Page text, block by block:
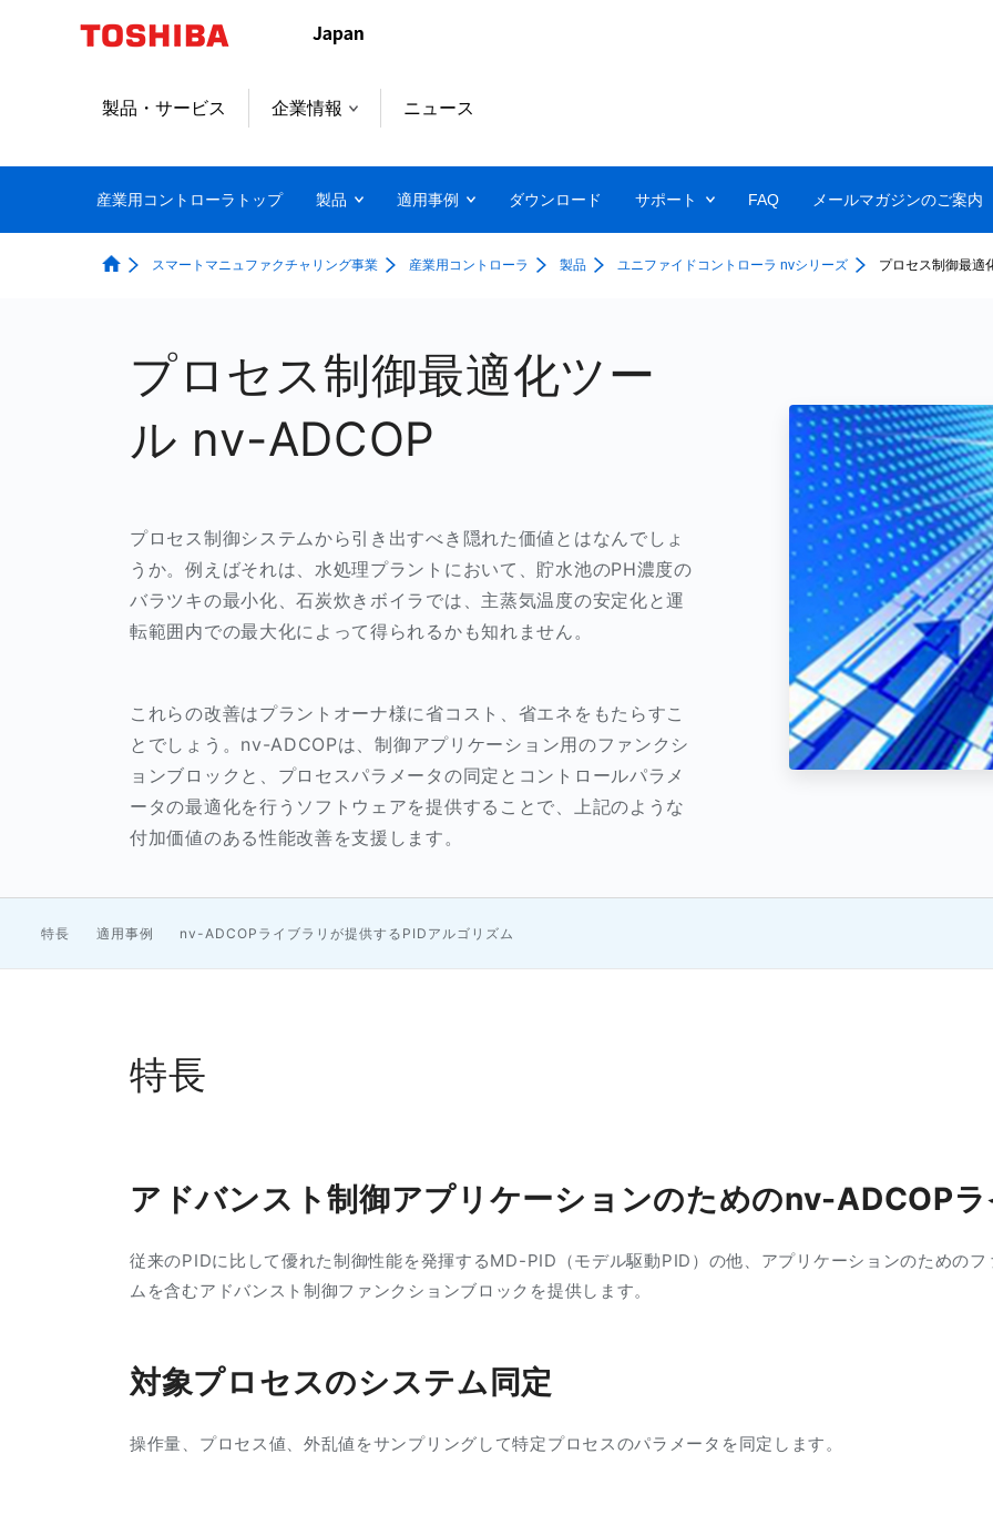
ャ
プ
製品・サービス 企業情報 ニュース
産業用コントローラトップ 製品 適用事例 ダウンロード サポート FAQ メールマガジンのご案内
スマートマニュファクチャリング事業 産業用コントローラ 製品 ユニファイドコントローラ nvシリーズ プロセス制御最適
プロセス制御最適化ツー
ル nv-ADCOP
プロセス制御システムから引き出すべき隠れた価値とはなんでしょ
うか。例えばそれは、水処理プラントにおいて、貯水池のPH濃度の
バラツキの最小化、石炭炊きボイラでは、主蒸気温度の安定化と運
転範囲内での最大化によって得られるかも知れません。
これらの改善はプラントオーナ様に省コスト、省エネをもたらすこ
とでしょう。nv-ADCOPは、制御アプリケーション用のファンクシ
ョンブロックと、プロセスパラメータの同定とコントロールパラメ
ータの最適化を行うソフトウェアを提供することで、上記のような
付加価値のある性能改善を支援します。
特長 適用事例 nv-ADCOPライブラリが提供するPIDアルゴリズム
特長
アドバンスト制御アプリケーションのためのnv-ADCOP
従来のPIDに比して優れた制御性能を発揮するMD-PID（モデル駆動PID）の他、アプリケーションのための
ムを含むアドバンスト制御ファンクションブロックを提供します。
対象プロセスのシステム同定
操作量、プロセス値、外乱値をサンプリングして特定プロセスのパラメータを同定します。